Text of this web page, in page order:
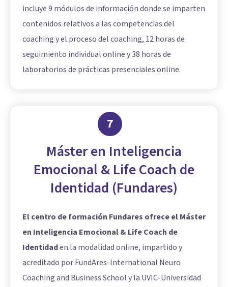
incluye 9 módulos de información donde se imparten
contenidos relativos a las competencias del
coaching y el proceso del coaching, 12 horas de
seguimiento individual online y 38 horas de
laboratorios de prácticas presenciales online.
7
Máster en Inteligencia
Emocional & Life Coach de
Identidad (Fundares)
El centro de formación Fundares ofrece el Máster
en Inteligencia Emocional & Life Coach de
Identidaden la modalidad online, impartido y
acreditado por FundAres-International Neuro
Coaching and Business School y la UVIC-Universidad